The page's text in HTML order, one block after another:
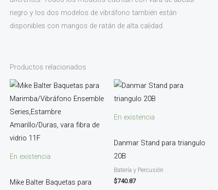
negro y los dos modelos de vibráfono también están
disponibles con mangos de ratán de alta calidad.
Productos relacionados
En existencia
Mike Balter Baquetas para
En existencia
Danmar Stand para triangulo
20B
Batería y Percusión
$740.87